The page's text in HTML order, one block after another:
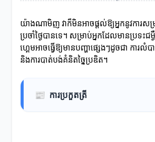
យ៉ាងណាមិញ វាក៏មិនអាចផ្តល់ឱ្យអ្នកនូវការសម្
ប្រចាំថ្ងៃបានទេ។ សម្រាប់អ្នកដែលមានប្រទះជម្ងឺ
ហ្គេមអាចធ្វើឱ្យមានបញ្ហាផ្សេងៗដូចជា ការលំប
និងការបាត់បង់គំនិតច្នៃប្រឌិត។
📰 ការប្រកួតត្រី